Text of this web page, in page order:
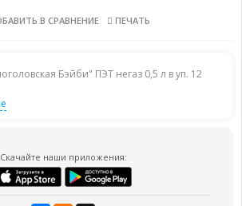
В СРАВНЕНИЕ ПЕЧАТЬ
Бэйби" ПЭТ негаз 0,5 л в уп. 12
Скачайте наши приложения: